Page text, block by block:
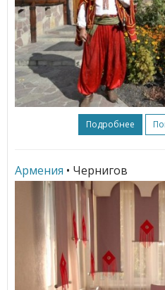
Подробнее
Армения • Чернигов